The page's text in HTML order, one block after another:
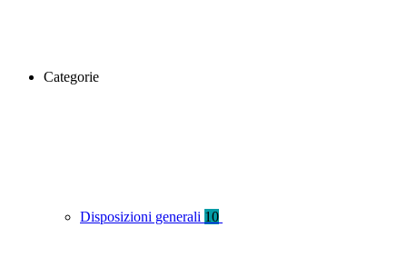
Categorie
Disposizioni generali 10